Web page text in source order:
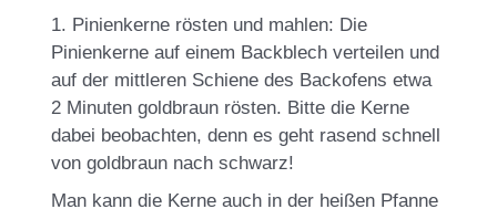
1. Pinienkerne rösten und mahlen: Die
Pinienkerne auf einem Backblech verteilen und
auf der mittleren Schiene des Backofens etwa
2 Minuten goldbraun rösten. Bitte die Kerne
dabei beobachten, denn es geht rasend schnell
von goldbraun nach schwarz!
Man kann die Kerne auch in der heißen Pfanne